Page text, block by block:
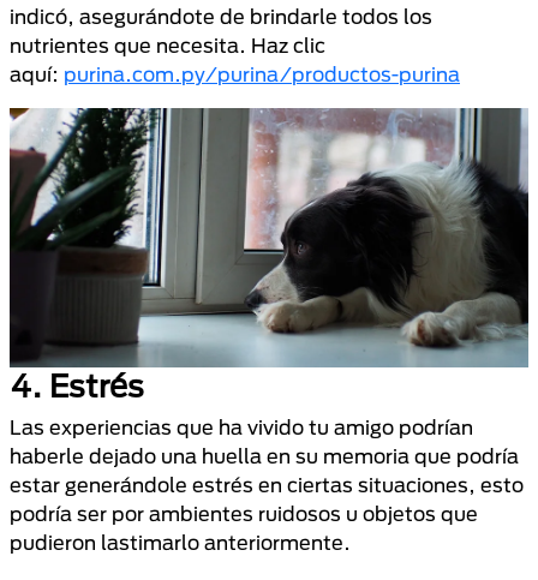
indicó, asegurándote de brindarle todos los
nutrientes que necesita. Haz clic
aquí: purina.com.py/purina/productos-purina
4. Estrés
Las experiencias que ha vivido tu amigo podrían
haberle dejado una huella en su memoria que podría
estar generándole estrés en ciertas situaciones, esto
podría ser por ambientes ruidosos u objetos que
pudieron lastimarlo anteriormente.